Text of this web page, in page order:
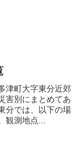
津町大字東分近郊
害別にまとめてあ
分では、以下の場
観測地点...